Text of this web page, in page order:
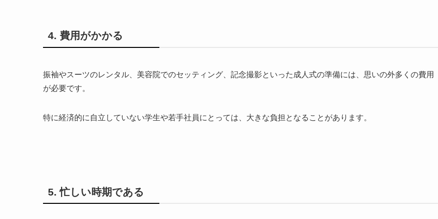
4. 費用がかかる
振袖やスーツのレンタル、美容院でのセッティング、記念撮影といった成人式の準備には、思いの外多くの費用
が必要です。
特に経済的に自立していない学生や若手社員にとっては、大きな負担となることがあります。
5. 忙しい時期である